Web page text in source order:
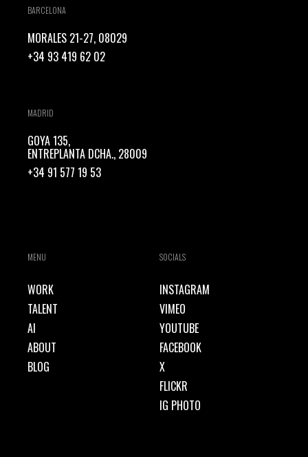
BARCELONA
MORALES 21-27, 08029
+34 93 419 62 02
MADRID
GOYA 135,
ENTREPLANTA DCHA., 28009
+34 91 577 19 53
MENU
WORK
TALENT
AI
ABOUT
BLOG
SOCIALS
INSTAGRAM
VIMEO
YOUTUBE
FACEBOOK
X
FLICKR
IG PHOTO